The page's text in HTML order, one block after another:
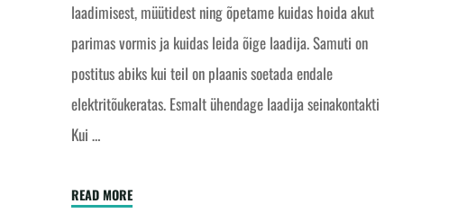
laadimisest, müütidest ning õpetame kuidas hoida akut
parimas vormis ja kuidas leida õige laadija. Samuti on
postitus abiks kui teil on plaanis soetada endale
elektritõukeratas. Esmalt ühendage laadija seinakontakti
Kui …
READ MORE"Laadija